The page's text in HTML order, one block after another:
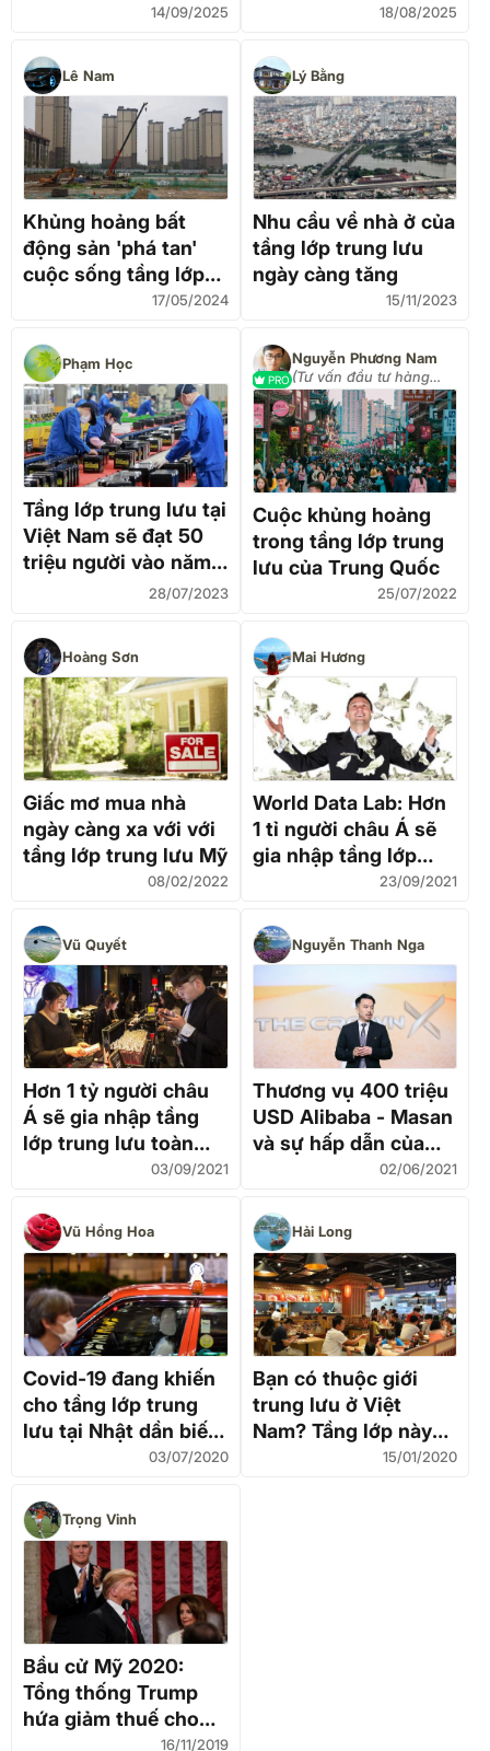
14/09/2025 18/08/2025
Lê Nam
Khủng hoảng bất
động sản 'phá tan'
cuộc sống tầng lớp
trung lưu Trung Quốc
17/05/2024
Lý Bằng
Nhu cầu về nhà ở của
tầng lớp trung lưu
ngày càng tăng
15/11/2023
Phạm Học
Tầng lớp trung lưu tại
Việt Nam sẽ đạt 50
triệu người vào năm
28/07/2023
PRO
Nguyễn Phương Nam
(Tư vấn đầu tư hàng
hóa 0337968866)
Cuộc khủng hoảng
trong tầng lớp trung
lưu của Trung Quốc
25/07/2022
Hoàng Sơn
Giấc mơ mua nhà
ngày càng xa với với
tầng lớp trung lưu Mỹ
08/02/2022
Mai Hương
World Data Lab: Hơn
1 tỉ người châu Á sẽ
gia nhập tầng lớp
trung lưu vào năm
23/09/2021
Vũ Quyết
Hơn 1 tỷ người châu
Á sẽ gia nhập tầng
lớp trung lưu toàn
cầu vào năm 2030
03/09/2021
Nguyễn Thanh Nga
Thương vụ 400 triệu
USD Alibaba - Masan
và sự hấp dẫn của
tầng lớp trung lưu
các 'đại gia'
02/06/2021
Vũ Hồng Hoa
Covid-19 đang khiến
cho tầng lớp trung
lưu tại Nhật dần biến
03/07/2020
Hải Long
Bạn có thuộc giới
trung lưu ở Việt
Nam? Tầng lớp này
có ý nghĩa thế nào
15/01/2020
Trọng Vinh
Bầu cử Mỹ 2020:
Tổng thống Trump
hứa giảm thuế cho
tầng lớp trung lưu16/11/2019